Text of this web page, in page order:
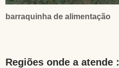
barraquinha de alimentação
Regiões onde a atende :